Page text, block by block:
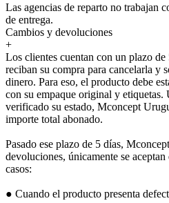
Las agencias de reparto no trabajan
de entrega.
Cambios y devoluciones
+
Los clientes cuentan con un plazo de
reciban su compra para cancelarla y
dinero. Para eso, el producto debe
con su empaque original y
verificado su estado, Mconcept
importe total abonado.
Pasado ese plazo de 5 días,
devoluciones, únicamente se
casos:
● Cuando el producto presenta